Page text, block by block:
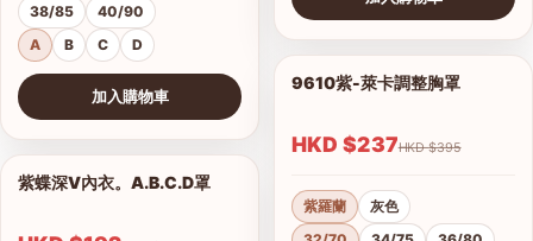
38/85
40/90
A
B C D
加入購物車
1/15
查看圖片
紫蝶深V內衣。A.B.C.D罩
查看圖片
9610紫-萊卡調整胸罩
HKD $237 HKD $395
紫羅蘭
灰色